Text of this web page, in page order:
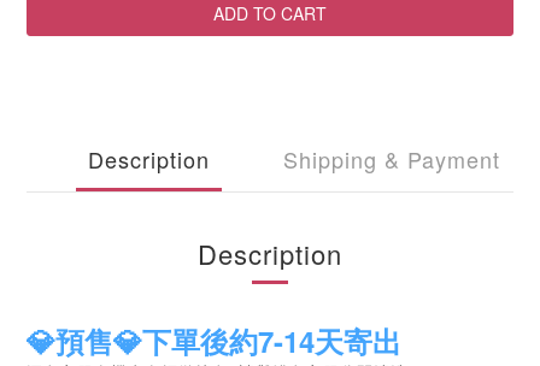
ADD TO CART
Description Shipping & Payment
Description
💎預售💎下單後約7-14天寄出